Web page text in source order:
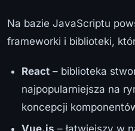
Na bazie JavaScriptu
frameworki i biblioteki,
React – biblioteka
najpopularniejsza na
koncepcji